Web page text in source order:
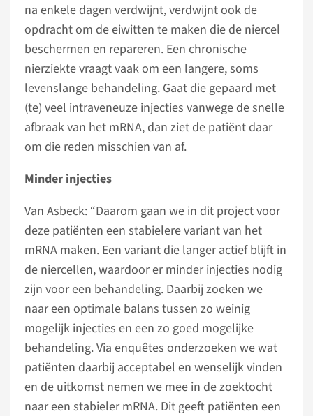
na enkele dagen verdwijnt, verdwijnt ook de
opdracht om de eiwitten te maken die de niercel
beschermen en repareren. Een chronische
nierziekte vraagt vaak om een langere, soms
levenslange behandeling. Gaat die gepaard met
(te) veel intraveneuze injecties vanwege de snelle
afbraak van het mRNA, dan ziet de patiënt daar
om die reden misschien van af.
Minder injecties
Van Asbeck: “Daarom gaan we in dit project voor
deze patiënten een stabielere variant van het
mRNA maken. Een variant die langer actief blijft in
de niercellen, waardoor er minder injecties nodig
zijn voor een behandeling. Daarbij zoeken we
naar een optimale balans tussen zo weinig
mogelijk injecties en een zo goed mogelijke
behandeling. Via enquêtes onderzoeken we wat
patiënten daarbij acceptabel en wenselijk vinden
en de uitkomst nemen we mee in de zoektocht
naar een stabieler mRNA. Dit geeft patiënten een